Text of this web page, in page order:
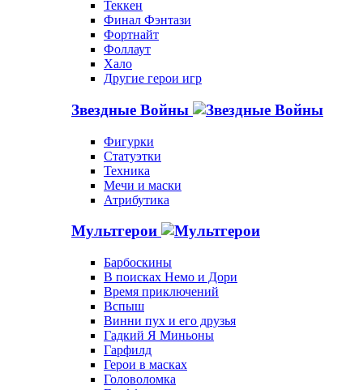
Теккен
Финал Фэнтази
Фортнайт
Фоллаут
Хало
Другие герои игр
Звездные Войны
Фигурки
Статуэтки
Техника
Мечи и маски
Атрибутика
Мультгерои
Барбоскины
В поисках Немо и Дори
Время приключений
Вспыш
Винни пух и его друзья
Гадкий Я Миньоны
Гарфилд
Герои в масках
Головоломка